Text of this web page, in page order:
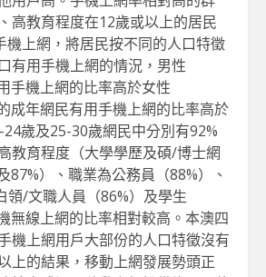
高教育程度在12歲或以上的居民
機上網，將居民按不同的人口特徵
有用手機上網的情況，男性
手機上網的比率高於女性
成年網民有用手機上網的比率高於
歲及25-30歲網民中分別有92%
教育程度（大學學歷及碩/博士網
87%）、職業為公務員（88%）、
領/文職人員（86%）及學生
無線上網的比率相對較高。本澳四
機上網用戶大部份的人口特徵沒有
上的結果，移動上網發展勢頭正